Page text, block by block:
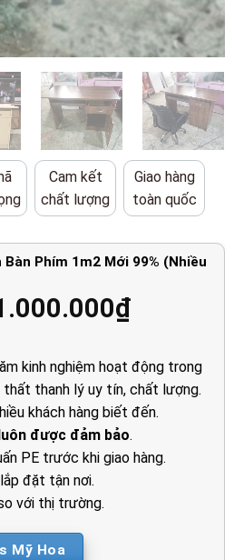
Cam kết
chất lượng
Giao hàng
toàn quốc
Phím 1m2 Mới 99% (Nhiều
₫Giá
tại
là:
kinh nghiệm hoạt động trong
thanh lý uy tín, chất lượng.
khách hàng biết đến.
được đảm bảo.
PE trước khi giao hàng.
đặt tận nơi.
với thị trường.
Mỹ Hoa